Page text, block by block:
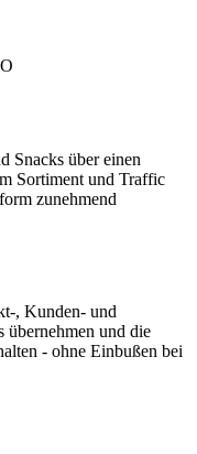
Snacks über einen
Sortiment und Traffic
zunehmend
, Kunden- und
übernehmen und die
- ohne Einbußen bei